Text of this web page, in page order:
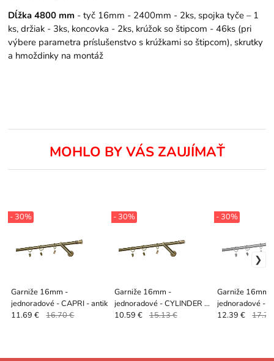
Dĺžka 4800 mm - tyč 16mm - 2400mm - 2ks, spojka tyče – 1
ks, držiak - 3ks, koncovka - 2ks, krúžok so štipcom - 46ks (pri
výbere parametra príslušenstvo s krúžkami so štipcom), skrutky
a hmoždinky na montáž
MOHLO BY VÁS ZAUJÍMAŤ
Garniže 16mm -
jednoradové - CAPRI - antik
- 30%
11.69 € 16.70 €
Garniže 16mm -
jednoradové - CYLINDER -
antik
- 30%
10.59 € 15.13 €
Garniže 16mm -
jednoradové -
satin
- 30%
12.39 €